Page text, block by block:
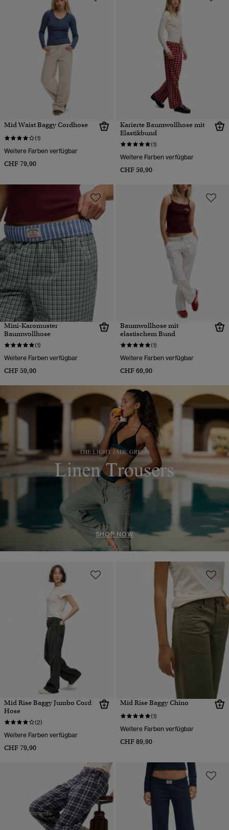
Mid Waist Baggy Cordhose
(1)
Weitere Farben verfügbar
CHF 79,90
Karierte Baumwollhose mit
Elastikbund
(1)
Weitere Farben verfügbar
CHF 59,90
Mini-Karomuster
Baumwollhose
(1)
Weitere Farben verfügbar
CHF 59,90
Baumwollhose mit
elastischem Bund
(1)
Weitere Farben verfügbar
CHF 69,90
SHOP NOW
Mid Rise Baggy Jumbo Cord
Hose
(2)
Weitere Farben verfügbar
CHF 79,90
Mid Rise Baggy Chino
(1)
Weitere Farben verfügbar
CHF 89,90